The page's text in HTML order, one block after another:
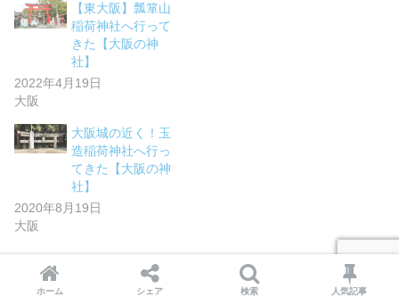
【東大阪】瓢箪山
稲荷神社へ行って
きた【大阪の神
社】
2022年4月19日
大阪
大阪城の近く！玉
造稲荷神社へ行っ
てきた【大阪の神
社】
2020年8月19日
大阪
ホーム シェア 検索 人気記事